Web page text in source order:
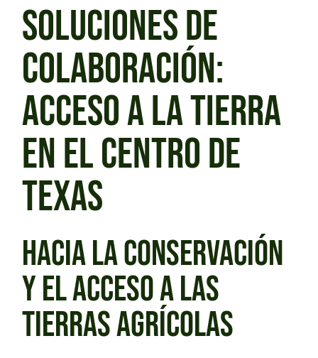
SOLUCIONES DE
COLABORACIÓN:
ACCESO A LA TIERRA
EN EL CENTRO DE
TEXAS
HACIA LA CONSERVACIÓN
Y EL ACCESO A LAS
TIERRAS AGRÍCOLAS